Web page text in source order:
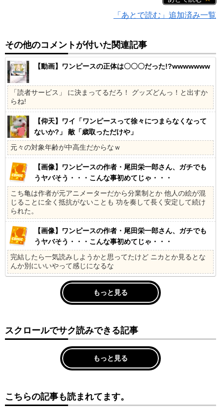
「あとで読む」追加済み一覧
その他のコメントが付いた関連記事
【動画】ワンピースの正体は〇〇〇だった!?wwwwwww
「読者サービス」 に決まってるだろ！ グッズどんっ！と出すか
らね!
【仰天】ワイ「ワンピースって徐々につまらなくなって
ないか?」 敵「歳取っただけや」
元々の対象年齢が中高生だからなｗ
【画像】ワンピースの作者・尾田栄一郎さん、ガチでも
うヤバそう・・・こんな事初めてじゃ・・・
こち亀は作者が元アニメーターだから分業制とか 他人の絵が混
じることに全く抵抗がないことも 功を奏して長く安定して続け
られた。
【画像】ワンピースの作者・尾田栄一郎さん、ガチでも
うヤバそう・・・こんな事初めてじゃ・・・
完結したら一気読みしようかと思ってたけど ニカとか見るとな
んか別にいいやって感じになるな
もっと見る
スクロールでサク読みできる記事
もっと見る
こちらの記事も読まれてます。